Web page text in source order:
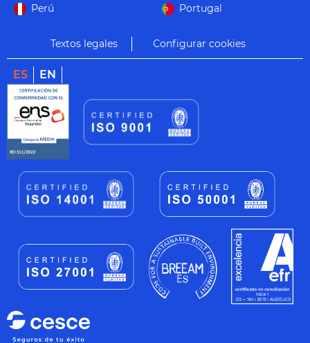
Perú Portugal
Textos legales Configurar cookies
ES EN